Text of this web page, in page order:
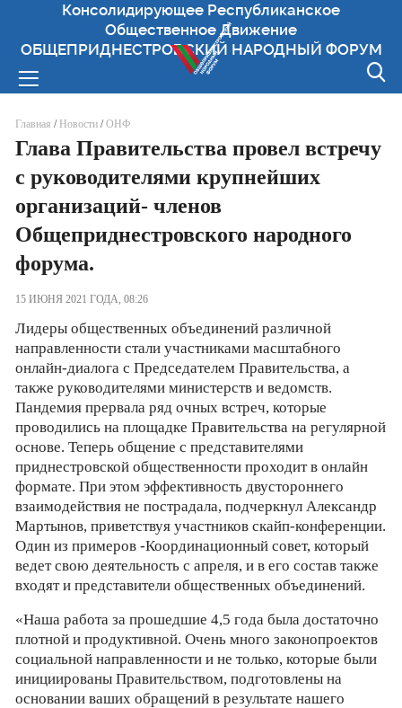
Консолидирующее Республиканское
Общественное Движение
ОБЩЕПРИДНЕСТРОВСКИЙ НАРОДНЫЙ ФОРУМ
Вы здесь
Главная / Новости/ОНФ
Глава Правительства провел встречу
с руководителями крупнейших
организаций- членов
Общеприднестровского народного
форума.
15 ИЮНЯ 2021 ГОДА, 08:26
Лидеры общественных объединений различной
направленности стали участниками масштабного
онлайн-диалога с Председателем Правительства, а
также руководителями министерств и ведомств.
Пандемия прервала ряд очных встреч, которые
проводились на площадке Правительства на регулярной
основе. Теперь общение с представителями
приднестровской общественности проходит в онлайн
формате. При этом эффективность двустороннего
взаимодействия не пострадала, подчеркнул Александр
Мартынов, приветствуя участников скайп-конференции.
Один из примеров -Координационный совет, который
ведет свою деятельность с апреля, и в его состав также
входят и представители общественных объединений.
«Наша работа за прошедшие 4,5 года была достаточно
плотной и продуктивной. Очень много законопроектов
социальной направленности и не только, которые были
инициированы Правительством, подготовлены на
основании ваших обращений в результате нашего